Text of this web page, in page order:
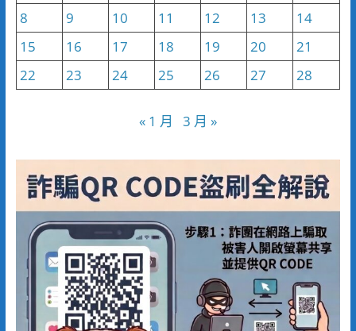
8
9 10 11 12 13
14
15
16 17 18 19 20
21
22
23 24 25 26 27 28
« 1 月 3 月 »